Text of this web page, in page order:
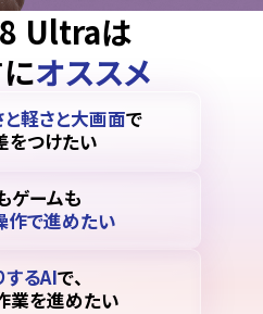
Ultraは
オススメ
軽さと大画面で
をつけたい
ゲームも
作で進めたい
するAIで、
業を進めたい